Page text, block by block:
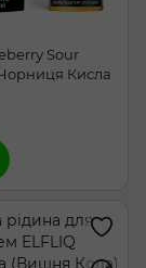
Sour
Кисла